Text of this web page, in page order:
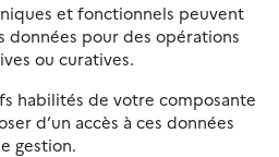
et fonctionnels peuvent
données pour des opérations
ou curatives.
habilités de votre composante
d’un accès à ces données
gestion.